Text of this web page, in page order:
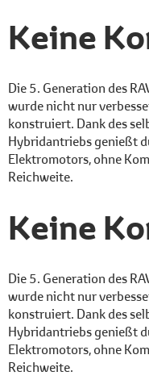
Keine
Die 5. Generation des
wurde nicht nur
konstruiert. Dank des
Hybridantriebs genießt
Elektromotors, ohne
Reichweite.
Keine
Die 5. Generation des
wurde nicht nur
konstruiert. Dank des
Hybridantriebs genießt
Elektromotors, ohne
Reichweite.